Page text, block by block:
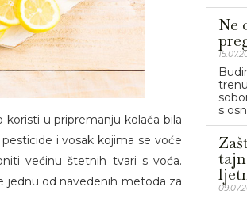
koristi u pripremanju kolača bila
i vosak kojima se voće
većinu štetnih tvari s voća.
jednu od navedenih metoda za
Ne
s